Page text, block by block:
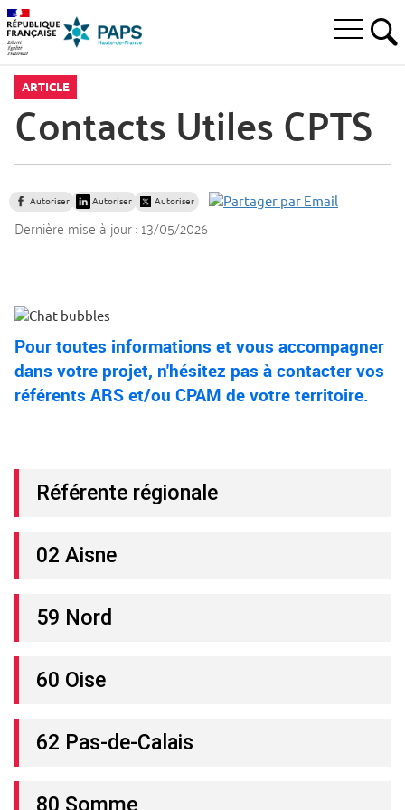
Aller
la
Aller
au
menu
Aller
au
contenu
Ouvrir
ARTICLE
Contacts Utiles CPTS
Autoriser Autoriser Autoriser
Dernière mise à jour :13/05/2026
Pour toutes informations et vous accompagner
dans votre projet, n'hésitez pas à contacter vos
référents ARS et/ou CPAM de votre territoire.
Référente régionale
02 Aisne
59 Nord
60 Oise
62 Pas-de-Calais
80 Somme